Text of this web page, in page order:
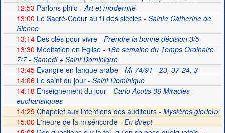
12:53 Parlons philo - Art et modernité
13:00 Le Sacré-Coeur au fil des siècles- Sainte Catherine de
Sienne
13:14Des clés pour vivre- Prendre la bonne décision 3/5
13:30 Méditation en Eglise- 18e semaine du Temps Ordinaire
7/7 - Samedi + Saint Dominique
13:45Evangile en langue arabe- Mt 74/91 - 23, 37-24, 3
14:06Le saint du jour- Saint Dominique
14:18 Enseignement du jour- Carlo Acutis 06 Miracles
eucharistiques
14:29 Chapelet aux intentions des auditeurs - Mystères glorieux
15:00 L'heure de la miséricorde - En direct